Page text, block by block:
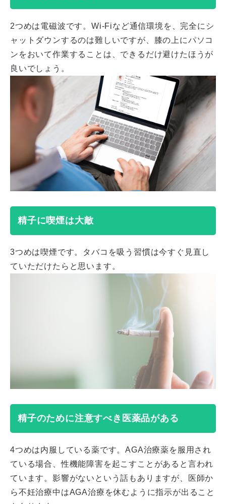
2つめは電磁波です。Wi-Fiなど通信環境を、完全にシ
ャットダウンするのは難しいですが、膝の上にパソコ
ンをおいて作業することは、できるだけ避けたほうが
良いでしょう。
精子に喫煙は大敵
3つめは喫煙です。タバコを吸う習慣は今すぐ見直し
ていただけたらと思います。
精子のために注意すべき医薬品がある
4つめは内服している薬です。AGA治療薬を服用され
ている場合、性機能障害を起こすことがあると言われ
ています。影響がないという話もありますが、医師か
ら不妊治療中はAGA治療を休むように指示が出ること